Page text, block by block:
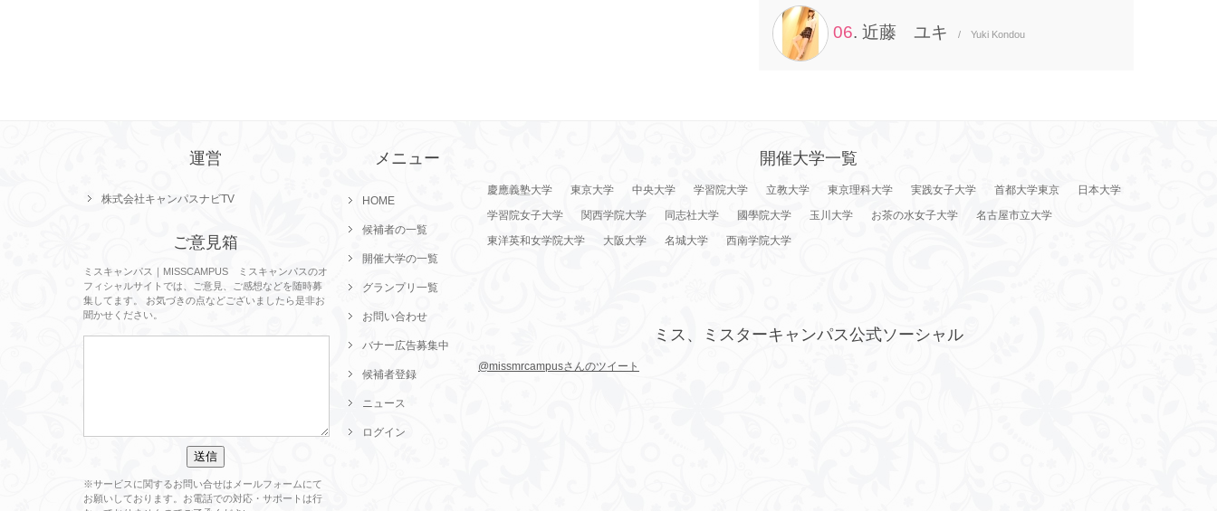
06. 近藤 ユキ / Yuki Kondou
運営
株式会社キャンパスナビTV
ご意見箱
ミスキャンパス｜MISSCAMPUS ミスキャンパスのオ
フィシャルサイトでは、ご意見、ご感想などを随時募
集してます。 お気づきの点などございましたら是非お
聞かせください。
※サービスに関するお問い合せはメールフォームにて
お願いしております。お電話での対応・サポートは行
メニュー
HOME
候補者の一覧
開催大学の一覧
グランプリ一覧
お問い合わせ
バナー広告募集中
候補者登録
ニュース
ログイン
開催大学一覧
慶應義塾大学 東京大学 中央大学 学習院大学 立教大学 東京理科大学 実践女子大学 首都大学東京
日本大学
学習院女子大学
関西学院大学 同志社大学 國學院大学 玉川大学 お茶の水女子大学
名古屋市立大学
東洋英和女学院大学
大阪大学 名城大学 西南学院大学
ミス、ミスターキャンパス公式ソーシャル
@missmrcampusさんのツイート